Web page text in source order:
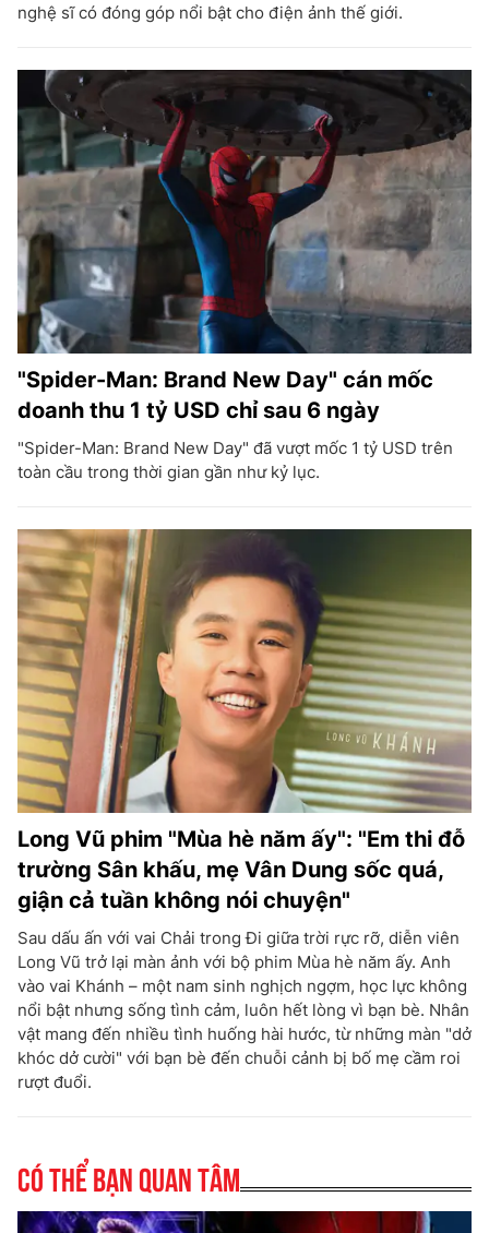
nghệ sĩ có đóng góp nổi bật cho điện ảnh thế giới.
"Spider-Man: Brand New Day" cán mốc
doanh thu 1 tỷ USD chỉ sau 6 ngày
"Spider-Man: Brand New Day" đã vượt mốc 1 tỷ USD trên
toàn cầu trong thời gian gần như kỷ lục.
Long Vũ phim "Mùa hè năm ấy": "Em thi đỗ
trường Sân khấu, mẹ Vân Dung sốc quá,
giận cả tuần không nói chuyện"
Sau dấu ấn với vai Chải trong Đi giữa trời rực rỡ, diễn viên
Long Vũ trở lại màn ảnh với bộ phim Mùa hè năm ấy. Anh
vào vai Khánh – một nam sinh nghịch ngợm, học lực không
nổi bật nhưng sống tình cảm, luôn hết lòng vì bạn bè. Nhân
vật mang đến nhiều tình huống hài hước, từ những màn "dở
khóc dở cười" với bạn bè đến chuỗi cảnh bị bố mẹ cầm roi
rượt đuổi.
Có thể bạn quan tâm